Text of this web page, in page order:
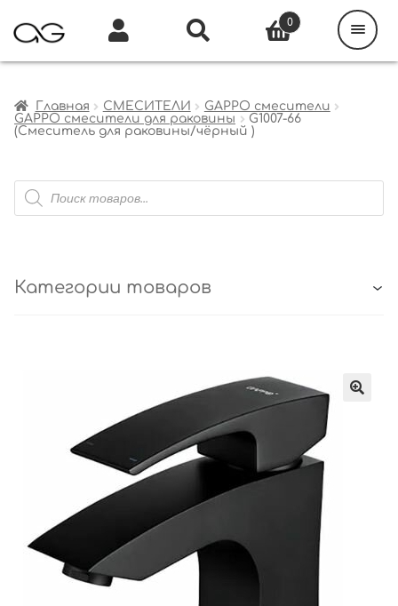
Главная СМЕСИТЕЛИ
GAPPO смесители
GAPPO смесители для раковины
G1007-66
(Смеситель для раковины/чёрный )
Поиск
товаров
Категории товаров
0